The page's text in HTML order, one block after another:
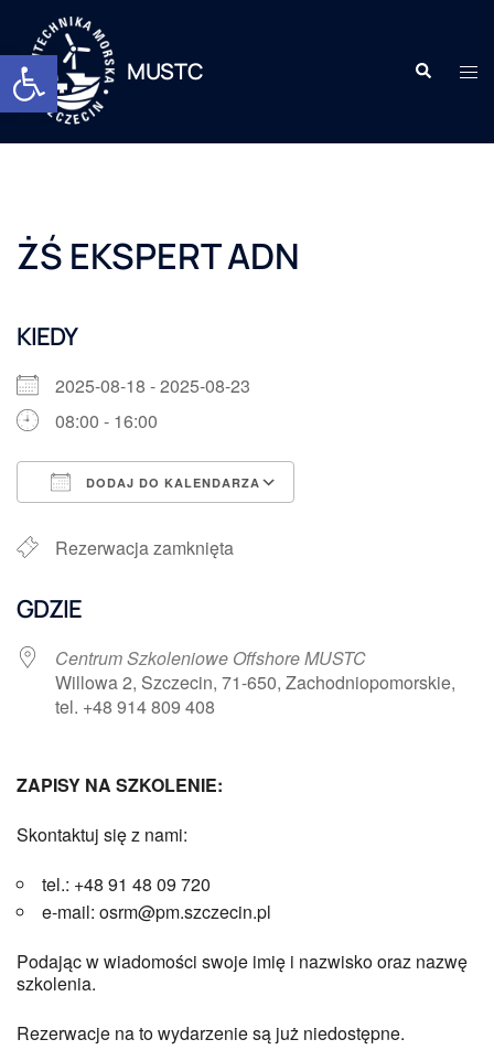
Otwórz pasek narzędzi
MUSTC
ŻŚ EKSPERT ADN
KIEDY
2025-08-18 - 2025-08-23
08:00 - 16:00
DODAJ DO KALENDARZA
Rezerwacja zamknięta
GDZIE
Centrum Szkoleniowe Offshore MUSTC
Willowa 2, Szczecin, 71-650, Zachodniopomorskie,
tel. +48 914 809 408
ZAPISY NA SZKOLENIE:
Skontaktuj się z nami:
tel.: +48 91 48 09 720
e-mail: osrm@pm.szczecin.pl
Podając w wiadomości swoje imię i nazwisko oraz nazwę
szkolenia.
Rezerwacje na to wydarzenie są już niedostępne.